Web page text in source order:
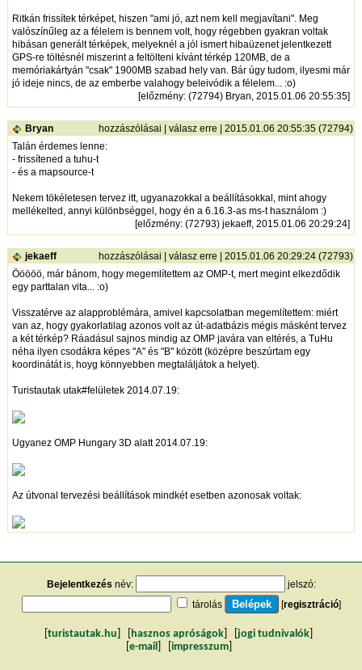
Ritkán frissítek térképet, hiszen "ami jó, azt nem kell megjavítani". Meg
valószínűleg az a félelem is bennem volt, hogy régebben gyakran voltak
hibásan generált térképek, melyeknél a jól ismert hibaüzenet jelentkezett
GPS-re töltésnél miszerint a feltölteni kívánt térkép 120MB, de a
memóriakártyán "csak" 1900MB szabad hely van. Bár úgy tudom, ilyesmi már
jó ideje nincs, de az emberbe valahogy beleivódik a félelem... :o)
[előzmény: (72794) Bryan, 2015.01.06 20:55:35]
Bryan hozzászólásai válasz erre | 2015.01.06 20:55:35 (72794)
Talán érdemes lenne:
- frissítened a tuhu-t
- és a mapsource-t
Nekem tökéletesen tervez itt, ugyanazokkal a beállításokkal, mint ahogy
mellékelted, annyi különbséggel, hogy én a 6.16.3-as ms-t használom :)
[előzmény: (72793) jekaeff, 2015.01.06 20:29:24]
jekaeff hozzászólásai válasz erre | 2015.01.06 20:29:24 (72793)
Ööööö, már bánom, hogy megemlítettem az OMP-t, mert megint elkezdődik
egy parttalan vita... :o)
Visszatérve az alapproblémára, amivel kapcsolatban megemlítettem: miért
van az, hogy gyakorlatilag azonos volt az út-adatbázis mégis másként tervez
a két térkép? Ráadásul sajnos mindig az OMP javára van eltérés, a TuHu
néha ilyen csodákra képes "A" és "B" között (középre beszúrtam egy
koordinátát is, hoyg könnyebben megtaláljátok a helyet).
Turistautak utak#felületek 2014.07.19:
Ugyanez OMP Hungary 3D alatt 2014.07.19:
Az útvonal tervezési beállítások mindkét esetben azonosak voltak:
Bejelentkezés név:
jelszó:
tárolás
[regisztráció]
turistautak.hu hasznos apróságok jogi tudnivalók
e-mail impresszum]